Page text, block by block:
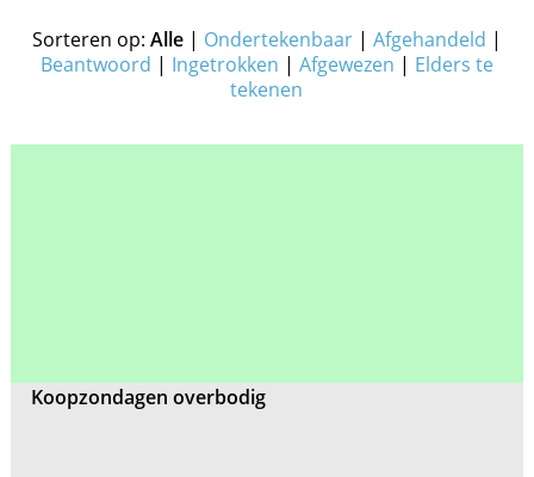
Sorteren op: Alle| Ondertekenbaar| Afgehandeld |
Beantwoord | Ingetrokken | Afgewezen | Elders te
tekenen
Koopzondagen overbodig